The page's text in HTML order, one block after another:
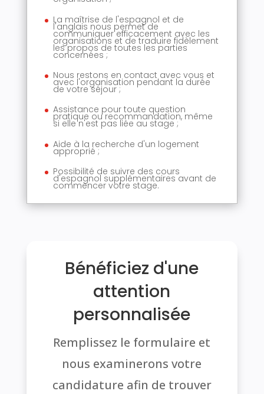
La maîtrise de l'espagnol et de
l'anglais nous permet de
communiquer efficacement avec les
organisations et de traduire fidèlement
les propos de toutes les parties
concernées ;
Nous restons en contact avec vous et
avec l'organisation pendant la durée
de votre séjour ;
Assistance pour toute question
pratique ou recommandation, même
si elle n'est pas liée au stage ;
Aide à la recherche d'un logement
approprié ;
Possibilité de suivre des cours
d'espagnol supplémentaires avant de
commencer votre stage.
Bénéficiez d'une
attention
personnalisée
Remplissez le formulaire et
nous examinerons votre
candidature afin de trouver